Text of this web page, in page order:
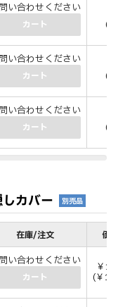
い合わせください
カート (
い合わせください
カート (
い合わせください
カート (
カバー 別売品
在庫/注文 価
い合わせください
カート
￥
(￥